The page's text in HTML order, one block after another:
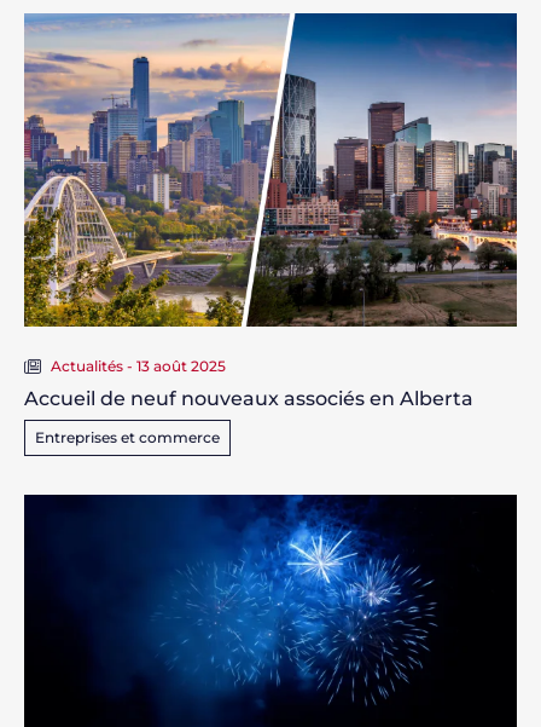
Actualités - 13 août 2025
Accueil de neuf nouveaux associés en Alberta
Entreprises et commerce